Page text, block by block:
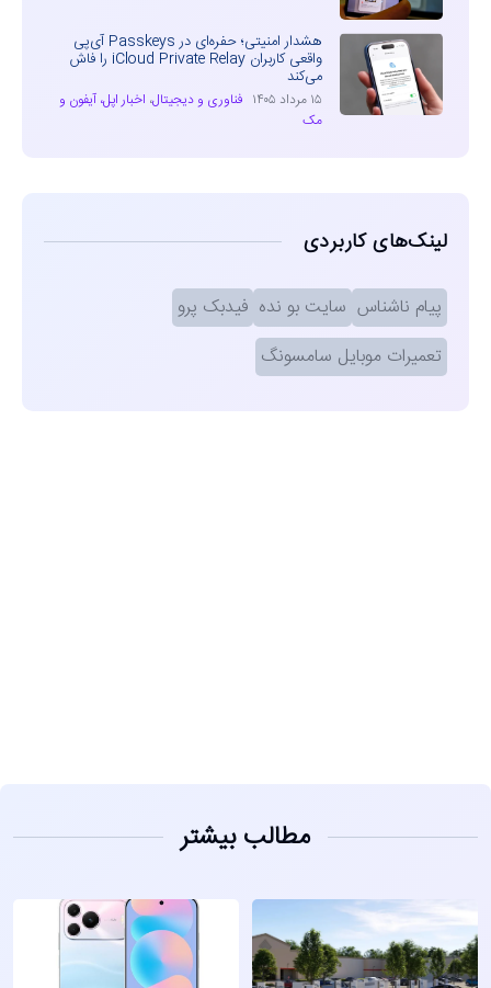
هشدار امنیتی؛ حفره‌ای در Passkeys آی‌پی
واقعی کاربران iCloud Private Relay را فاش
می‌کند
۱۵ مرداد ۱۴۰۵ فناوری و دیجیتال، اخبار اپل، آیفون و
مک
لینک‌های کاربردی
پیام ناشناس سایت بو نده فیدبک پرو
تعمیرات موبایل سامسونگ
مطالب بیشتر